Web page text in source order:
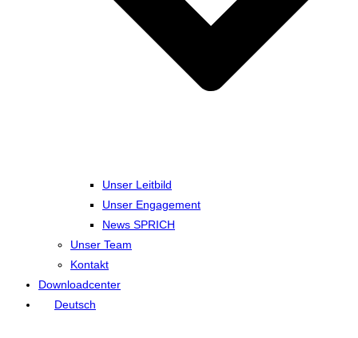
Unser Leitbild
Unser Engagement
News SPRICH
Unser Team
Kontakt
Downloadcenter
Deutsch